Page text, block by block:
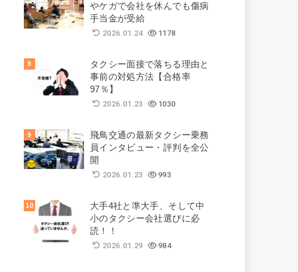
やケガで会社を休んでも傷病
手当金が受給
2026.01.24 1178
タクシー面接で落ちる理由と
事前の対処方法【合格率
97％】
2026.01.23 1030
飛鳥交通の最新タクシー乗務
員インタビュー・評判を全公
開
2026.01.23 993
大手4社と準大手、そして中
小のタクシー会社選びに必
読！！
2026.01.29 984